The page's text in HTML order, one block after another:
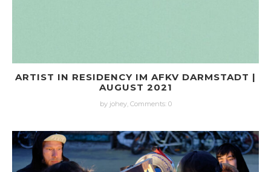
ARTIST IN RESIDENCY IM AFKV DARMSTADT |
AUGUST 2021
by johey, Comments: 0